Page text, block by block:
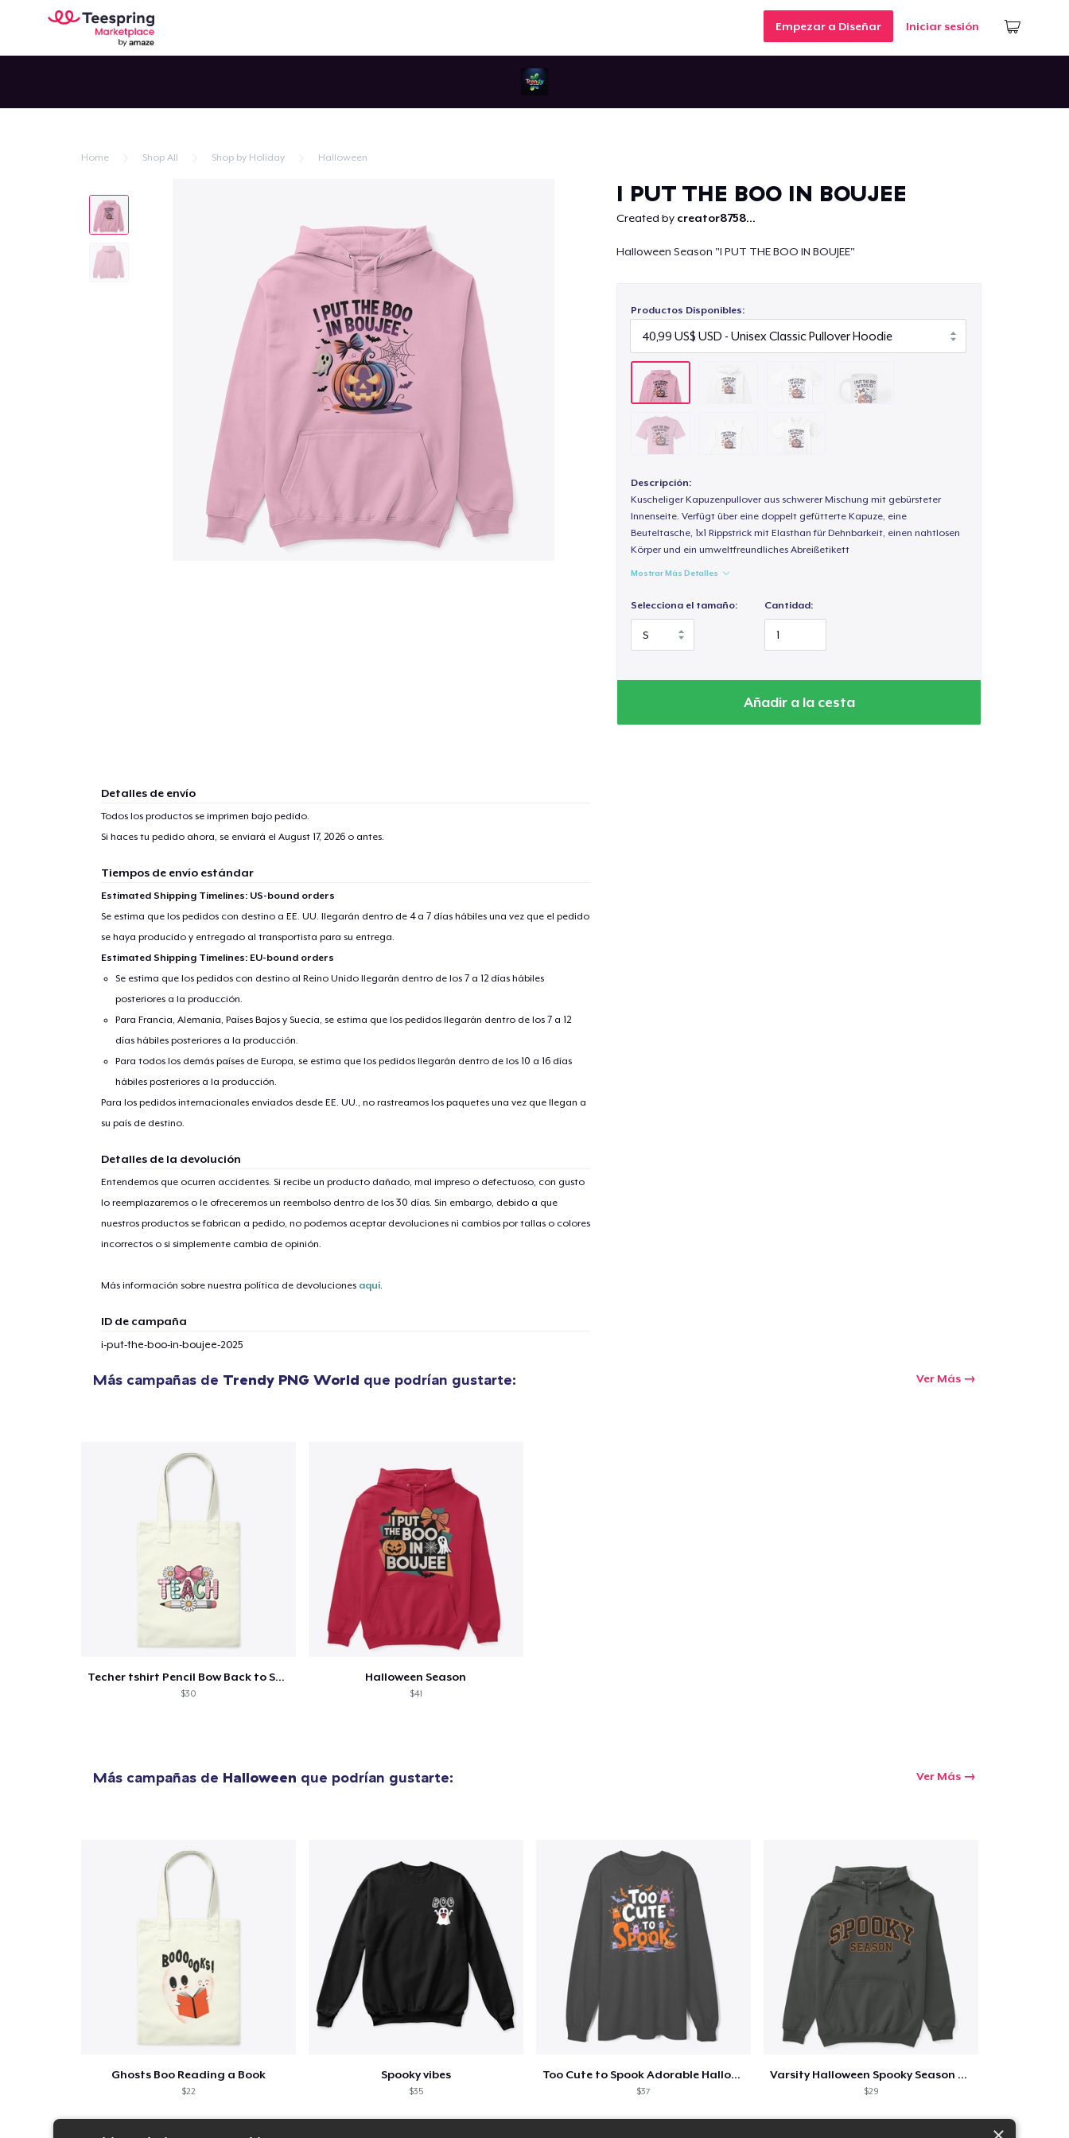
Empezar a Diseñar Iniciar sesión
Home Shop All Shop by Holiday Halloween
I PUT THE BOO IN BOUJEE
Created by creator8758...
Halloween Season "I PUT THE BOO IN BOUJEE"
Productos Disponibles:
Descripción:
Kuscheliger Kapuzenpullover aus schwerer Mischung mit gebürsteter
Innenseite. Verfügt über eine doppelt gefütterte Kapuze, eine
Beuteltasche, 1x1 Rippstrick mit Elasthan für Dehnbarkeit, einen nahtlosen
Körper und ein umweltfreundliches Abreißetikett
Mostrar Más Detalles
Selecciona el tamaño: Cantidad:
Añadir a la cesta
Detalles de envío
Todos los productos se imprimen bajo pedido.
Si haces tu pedido ahora, se enviará el August 17, 2026o antes.
Tiempos de envío estándar
Estimated Shipping Timelines: US-bound orders
Se estima que los pedidos con destino a EE. UU. llegarán dentro de 4 a 7 días hábiles una vez que el pedido
se haya producido y entregado al transportista para su entrega.
Estimated Shipping Timelines: EU-bound orders
Se estima que los pedidos con destino al Reino Unido llegarán dentro de los 7 a 12 días hábiles
posteriores a la producción.
Para Francia, Alemania, Países Bajos y Suecia, se estima que los pedidos llegarán dentro de los 7 a 12
días hábiles posteriores a la producción.
Para todos los demás países de Europa, se estima que los pedidos llegarán dentro de los 10 a 16 días
hábiles posteriores a la producción.
Para los pedidos internacionales enviados desde EE. UU., no rastreamos los paquetes una vez que llegan a
su país de destino.
Detalles de la devolución
Entendemos que ocurren accidentes. Si recibe un producto dañado, mal impreso o defectuoso, con gusto
lo reemplazaremos o le ofreceremos un reembolso dentro de los 30 días. Sin embargo, debido a que
nuestros productos se fabrican a pedido, no podemos aceptar devoluciones ni cambios por tallas o colores
incorrectos o si simplemente cambia de opinión.
Más información sobre nuestra política de devoluciones aquí.
ID de campaña
i-put-the-boo-in-boujee-2025
Más campañas de Trendy PNG World que podrían gustarte: Ver Más
Techer tshirt Pencil Bow Back to School
$30
Halloween Season
$41
Más campañas de Halloween que podrían gustarte: Ver Más
Ghosts Boo Reading a Book
$22
Spooky vibes
$35
Too Cute to Spook Adorable Halloween Tee
$37
Varsity Halloween Spooky Season Letter
$29
1artículo añadido al carrito
Finalizar y pagar pedido
Unisex Premium Pullover Hoodie
23,99 US$
Mug
15,99 US$
Comfort Colors 1717 | Classic Heavyweight T-Shirt
24,99 US$
Classic Long Sleeve Tee
30,99 US$
Next Level 3600 | Premium Ring-Spun Cotton T-Shirt